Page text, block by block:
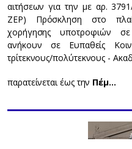
αιτήσεων για την με αρ.
ΖΕΡ) Πρόσκληση στο
χορήγησης υποτροφιών σε
ανήκουν σε Ευπαθείς
τρίτεκνους/πολύτεκνους -
παρατείνεται έως την Πέμ…